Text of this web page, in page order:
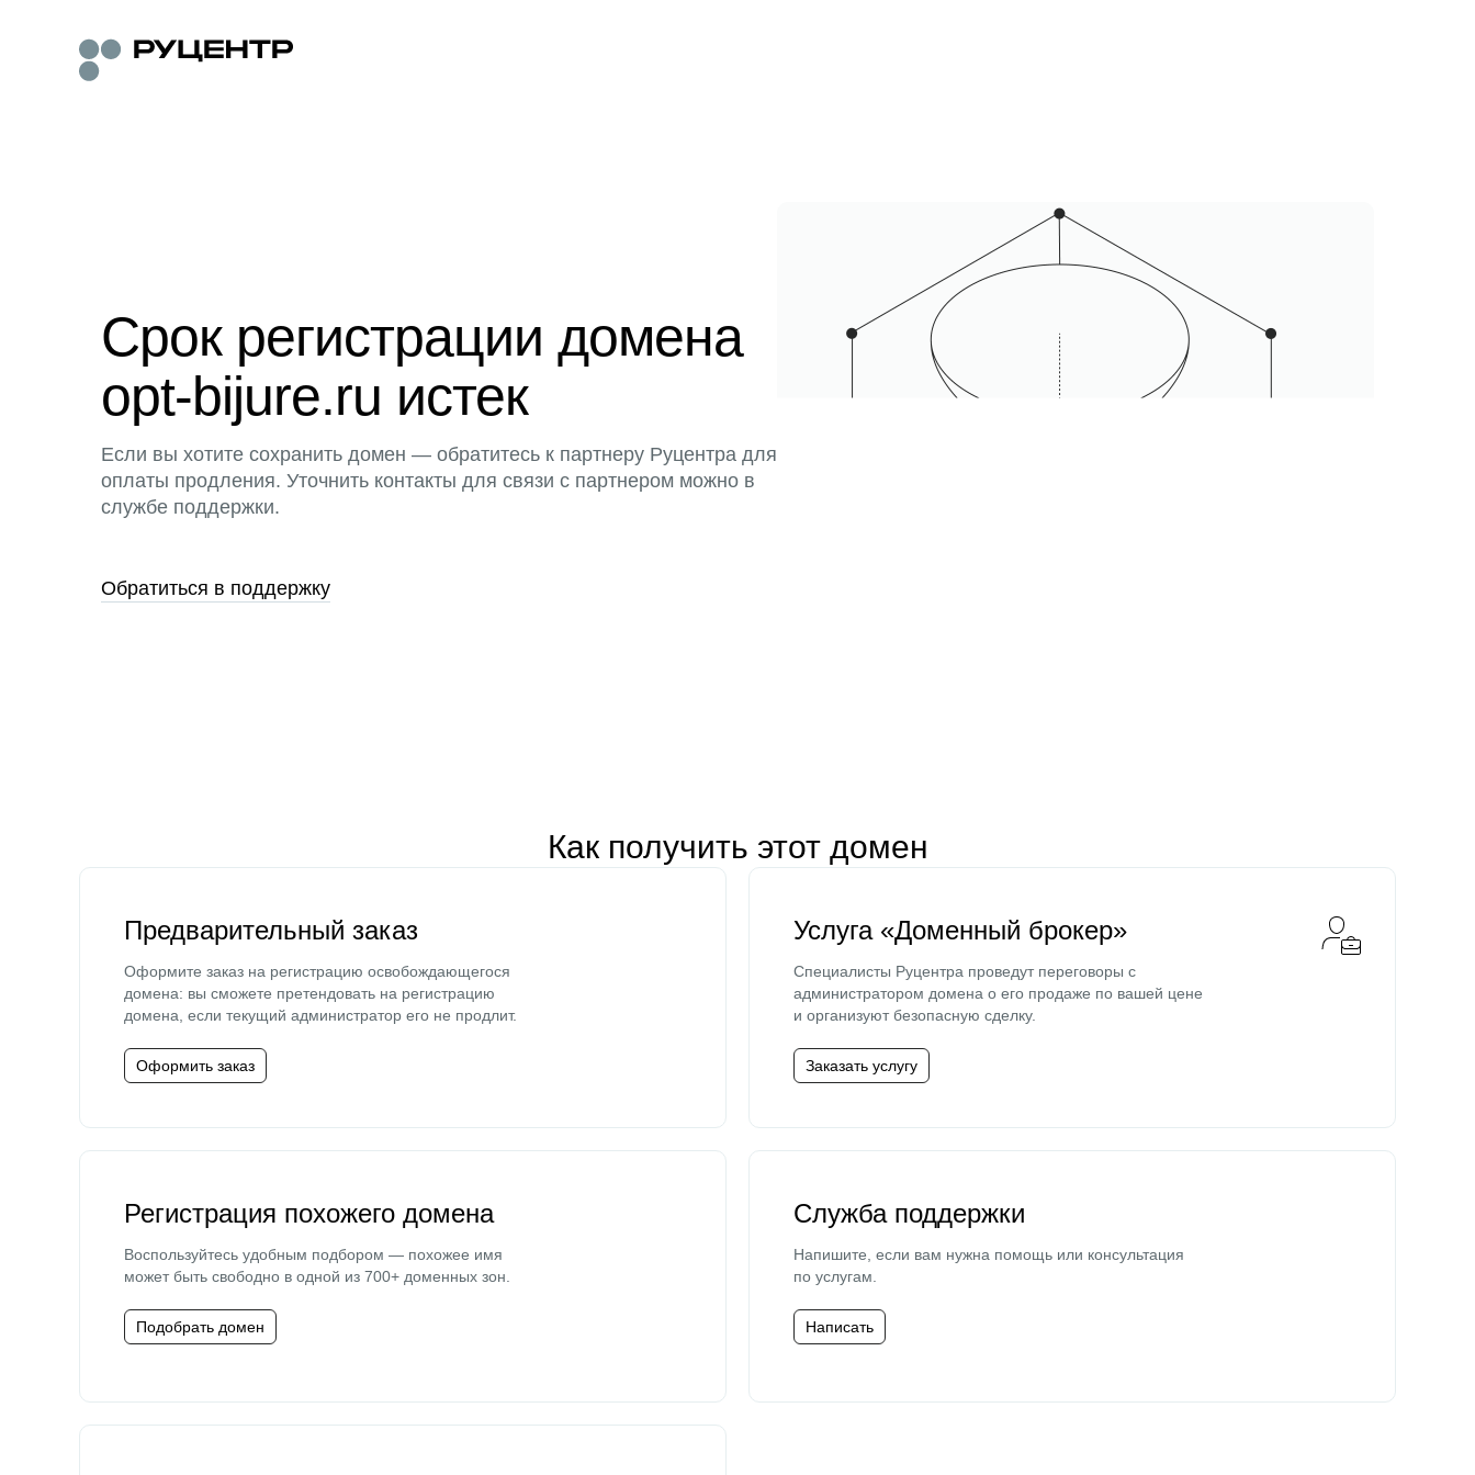
Срок регистрации домена
opt-bijure.ru истек
Если вы хотите сохранить домен — обратитесь к партнеру Руцентра для
оплаты продления. Уточнить контакты для связи с партнером можно в
службе поддержки.
Обратиться в поддержку
Как получить этот домен
Предварительный заказ
Оформите заказ на регистрацию освобождающегося
домена: вы сможете претендовать на регистрацию
домена, если текущий администратор его не продлит.
Оформить заказ
Услуга «Доменный брокер»
Специалисты Руцентра проведут переговоры с
администратором домена о его продаже по вашей цене
и организуют безопасную сделку.
Заказать услугу
Регистрация похожего домена
Воспользуйтесь удобным подбором — похожее имя
может быть свободно в одной из 700+ доменных зон.
Подобрать домен
Служба поддержки
Напишите, если вам нужна помощь или консультация
по услугам.
Написать